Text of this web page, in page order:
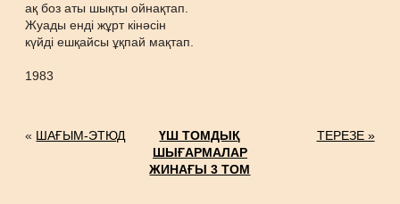
ақ боз аты шықты ойнақтап.
Жуады енді жұрт кінәсін
күйді ешқайсы ұқпай мақтап.
1983
« ШАҒЫМ-ЭТЮД
ҮШ ТОМДЫҚ
ШЫҒАРМАЛАР
ЖИНАҒЫ 3 ТОМ
ТЕРЕЗЕ »